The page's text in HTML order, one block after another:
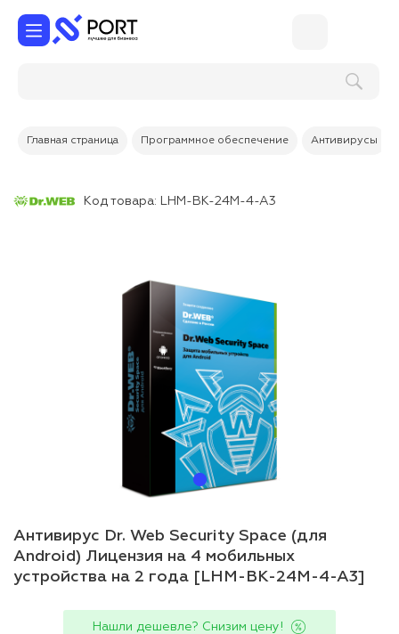
Главная страница Программное обеспечение Антивирусы
Код товара: LHM-BK-24M-4-A3
Антивирус Dr. Web Security Space (для
Android) Лицензия на 4 мобильных
устройства на 2 года [LHM-BK-24M-4-A3]
Нашли дешевле? Снизим цену!